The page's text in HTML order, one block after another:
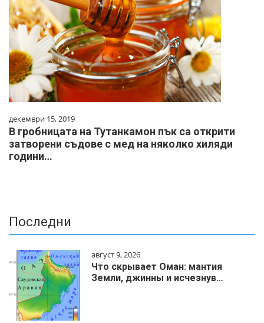
декември 15, 2019
В гробницата на Тутанкамон пък са открити
затворени съдове с мед на няколко хиляди
години…
Последни
август 9, 2026
Что скрывает Оман: мантия
Земли, джинны и исчезнув…